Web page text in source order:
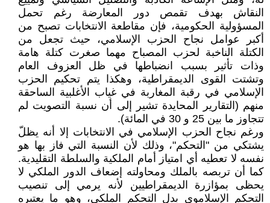
النقاش بهدف تقمص دور المعارضة رغم تحمل
المسؤولية الحكومية، فإن مقاطعة الانتخابات تصبح من
أكبر عوامل نجاح الحزب الإسلامي، حيث تجعل من
الكتلة الناخبة لحزب المصباح مهما صغرت كتلة هامة
وذات تأثير بسبب انضباطها في ظل العزوف العام
وتشتت القوى الديمقراطية، وهكذا يتم تحكيم الحزب
الإسلامي في رقبة المغاربة في غياب الأغلبية الساحقة
منهم (التقارير المحايدة تشير إلى أن نسبة التصويت لم
تتجاوز ما بين 25 و 30 في المائة).
ورغم نجاح الحزب الإسلامي في الانتخابات إلا أنه يظلّ
يشتكي من "التحكم"، وذلك لأن النسبة التي فاز بها هو
نفسه لا تعطيه أي امتياز أمام الملكية والسلطة التقليدية.
كما أن تربصه بالملك ومحاولته إضعاف الدور الملكي لا
يحظى بمؤازرة الديمقراطيين لأنه يرمي إلى تنصيب
التحكم الإسلاموي بدل التحكم الملكي، وهو ما يعتبره